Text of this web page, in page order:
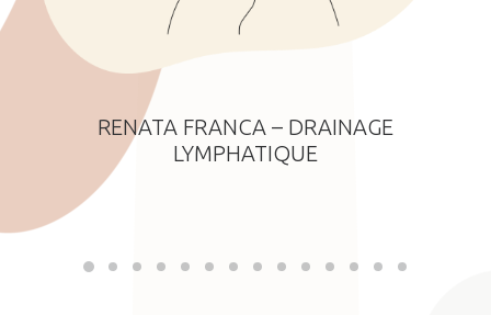
RENATA FRANCA – DRAINAGE
LYMPHATIQUE